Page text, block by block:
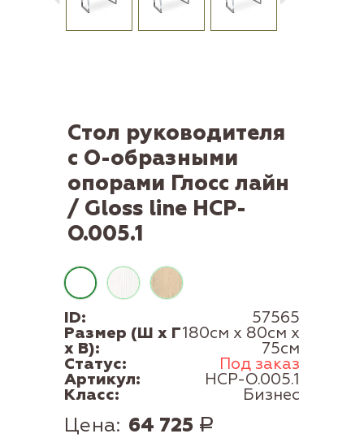
Стол руководителя
с О-образными
опорами Глосс лайн
/ Gloss line НСР-
О.005.1
ID: 57565
Размер (Ш x Г
x В):
180см x 80см x
75см
Статус: Под заказ
Артикул: НСР-О.005.1
Класс: Бизнес
Цена: 64 725 Р